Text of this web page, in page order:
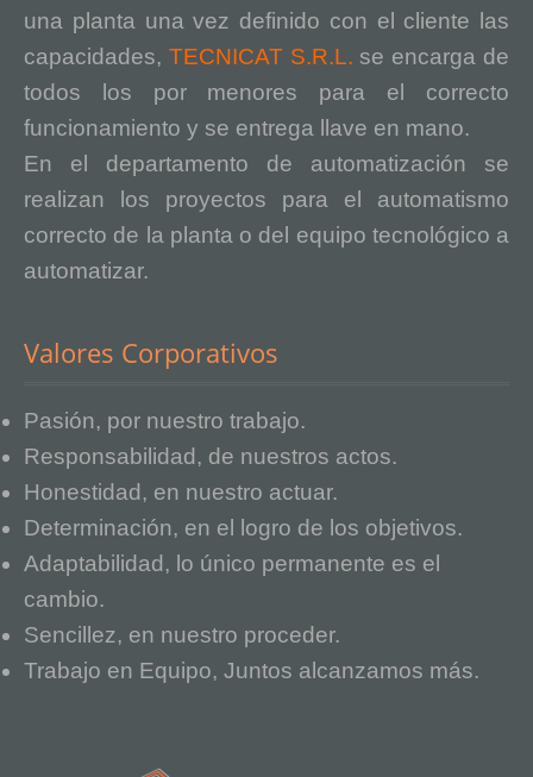
una planta una vez definido con el cliente las
capacidades, TECNICAT S.R.L. se encarga de
todos los por menores para el correcto
funcionamiento y se entrega llave en mano.
En el departamento de automatización se
realizan los proyectos para el automatismo
correcto de la planta o del equipo tecnológico a
automatizar.
Valores Corporativos
Pasión, por nuestro trabajo.
Responsabilidad, de nuestros actos.
Honestidad, en nuestro actuar.
Determinación, en el logro de los objetivos.
Adaptabilidad, lo único permanente es el
cambio.
Sencillez, en nuestro proceder.
Trabajo en Equipo, Juntos alcanzamos más.